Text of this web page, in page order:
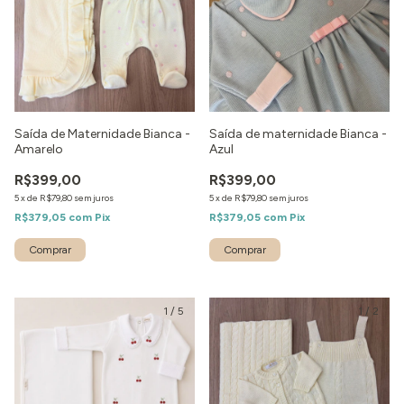
Saída de Maternidade Bianca -
Amarelo
R$399,00
5xde R$79,80 sem juros
R$379,05 com Pix
Comprar
Saída de maternidade Bianca -
Azul
R$399,00
5xde R$79,80 sem juros
R$379,05 com Pix
Comprar
1 / 5 1 / 2